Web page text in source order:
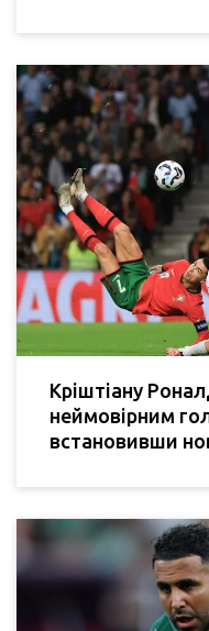
Кріштіану
неймовірним
встановивши